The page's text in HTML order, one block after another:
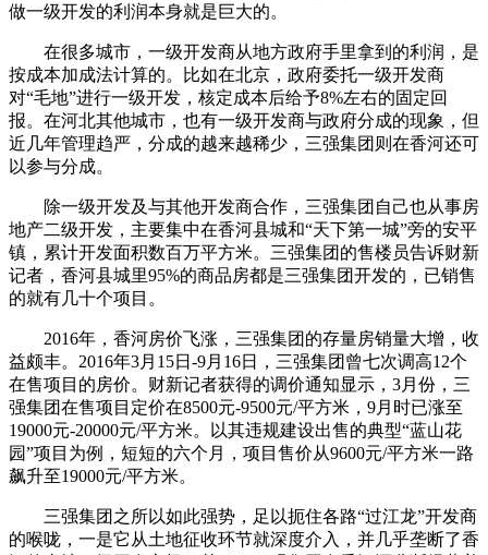
做一级开发的利润本身就是巨大的。
在很多城市，一级开发商从地方政府手里拿到的利润，是
按成本加成法计算的。比如在北京，政府委托一级开发商
对“毛地”进行一级开发，核定成本后给予8%左右的固定回
报。在河北其他城市，也有一级开发商与政府分成的现象，但
近几年管理趋严，分成的越来越稀少，三强集团则在香河还可
以参与分成。
除一级开发及与其他开发商合作，三强集团自己也从事房
地产二级开发，主要集中在香河县城和“天下第一城”旁的安平
镇，累计开发面积数百万平方米。三强集团的售楼员告诉财新
记者，香河县城里95%的商品房都是三强集团开发的，已销售
的就有几十个项目。
2016年，香河房价飞涨，三强集团的存量房销量大增，收
益颇丰。2016年3月15日-9月16日，三强集团曾七次调高12个
在售项目的房价。财新记者获得的调价通知显示，3月份，三
强集团在售项目定价在8500元-9500元/平方米，9月时已涨至
19000元-20000元/平方米。以其违规建设出售的典型“蓝山花
园”项目为例，短短的六个月，项目售价从9600元/平方米一路
飙升至19000元/平方米。
三强集团之所以如此强势，足以扼住各路“过江龙”开发商
的喉咙，一是它从土地征收环节就深度介入，并几乎垄断了香